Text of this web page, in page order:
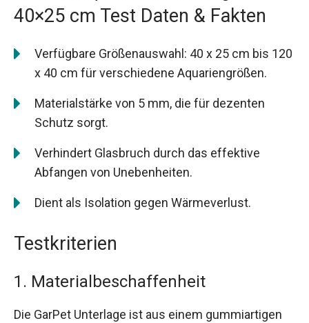
40×25 cm Test Daten & Fakten
Verfügbare Größenauswahl: 40 x 25 cm bis 120
x 40 cm für verschiedene Aquariengrößen.
Materialstärke von 5 mm, die für dezenten
Schutz sorgt.
Verhindert Glasbruch durch das effektive
Abfangen von Unebenheiten.
Dient als Isolation gegen Wärmeverlust.
Testkriterien
1. Materialbeschaffenheit
Die GarPet Unterlage ist aus einem gummiartigen